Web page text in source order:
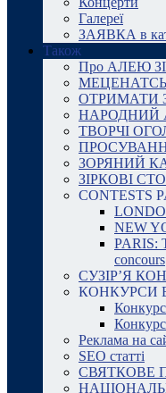
Галереї
ЗАЯВКА в
Також
Про АЛЕЮ
ОТРИМАТИ
НАРОДНИЙ
ТВОРЧІ
ПРОСУВАННЯ
ЗОРЯНИЙ
ЗІРКОВІ
CONTESTS
NEW
PARIS:
concours
СУЗІР’Я
КОНКУРСИ
Реклама на
SEO статті
СВЯТКОВЕ